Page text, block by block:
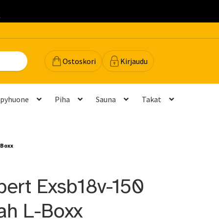
Ostoskori Kirjaudu
Piha Sauna
Takat
Majavan vinkit
ja mittatilausratkaisut Takuu ja tuki
Exsb18v-150
L-Boxx